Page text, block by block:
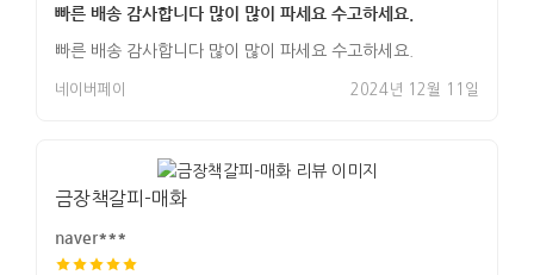
빠른 배송 감사합니다 많이 많이 파세요 수고하세요.
빠른 배송 감사합니다 많이 많이 파세요 수고하세요.
네이버페이 2024년 12월 11일
금장책갈피-매화
naver***